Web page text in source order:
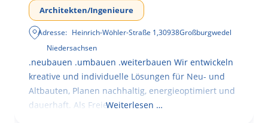
Architekten/Ingenieure
Adresse: Heinrich-Wöhler-Straße 1,30938Großburgwedel
Niedersachsen
.neubauen .umbauen .weiterbauen Wir entwickeln
kreative und individuelle Lösungen für Neu- und
Altbauten, Planen nachhaltig, energieoptimiert und
dauerhaft. Als FreieWeiterlesen …